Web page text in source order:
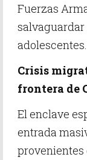
Fuerzas
adolescentes.
Crisis
frontera de
El enclave
entrada
provenientes